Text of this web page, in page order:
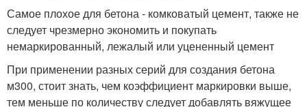
Самое плохое для бетона - комковатый цемент, также не
следует чрезмерно экономить и покупать
немаркированный, лежалый или уцененный цемент
При применении разных серий для создания бетона
м300, стоит знать, чем коэффициент маркировки выше,
тем меньше по количеству следует добавлять вяжущее